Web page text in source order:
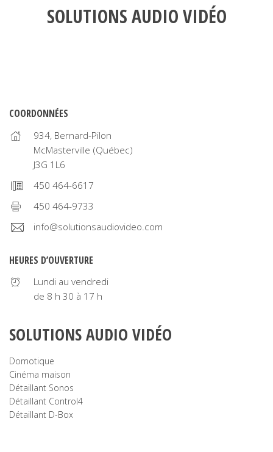
SOLUTIONS AUDIO VIDÉO
COORDONNÉES
934, Bernard-Pilon
McMasterville (Québec)
J3G 1L6
450 464-6617
450 464-9733
info@solutionsaudiovideo.com
HEURES D’OUVERTURE
Lundi au vendredi
de 8 h 30 à 17 h
SOLUTIONS AUDIO VIDÉO
Domotique
Cinéma maison
Détaillant Sonos
Détaillant Control4
Détaillant D-Box